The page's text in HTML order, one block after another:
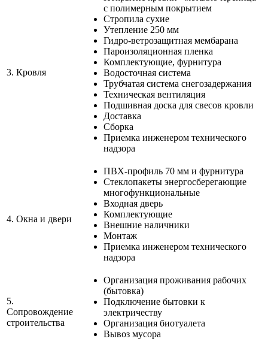
3. Кровля
с полимерным покрытием
Стропила сухие
Утепление 250 мм
Гидро-ветрозащитная мембарана
Пароизоляционная пленка
Комплектующие, фурнитура
Водосточная система
Трубчатая система снегозадержания
Техническая вентиляция
Подшивная доска для свесов кровли
Доставка
Сборка
Приемка инженером технического
надзора
4. Окна и двери
ПВХ-профиль 70 мм и фурнитура
Стеклопакеты энергосберегающие
многофункциональные
Входная дверь
Комплектующие
Внешние наличники
Монтаж
Приемка инженером технического
надзора
5.
Сопровождение
строительства
Организация проживания рабочих
(бытовка)
Подключение бытовки к
электричеству
Организация биотуалета
Вывоз мусора